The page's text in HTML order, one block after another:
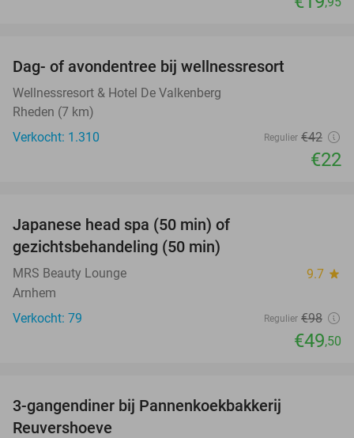
Dag- of avondentree bij wellnessresort
Wellnessresort & Hotel De Valkenberg
Rheden (7 km)
Verkocht: 1.310
Regulier €42
€22
Japanese head spa (50 min) of
gezichtsbehandeling (50 min)
MRS Beauty Lounge 9.7 star
Arnhem
Verkocht: 79
Regulier €98
€49,50
3-gangendiner bij Pannenkoekbakkerij
Reuvershoeve